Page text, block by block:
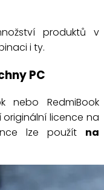
produktů v
i ty.
PC
nebo RedmiBook
licence na
lze použít na